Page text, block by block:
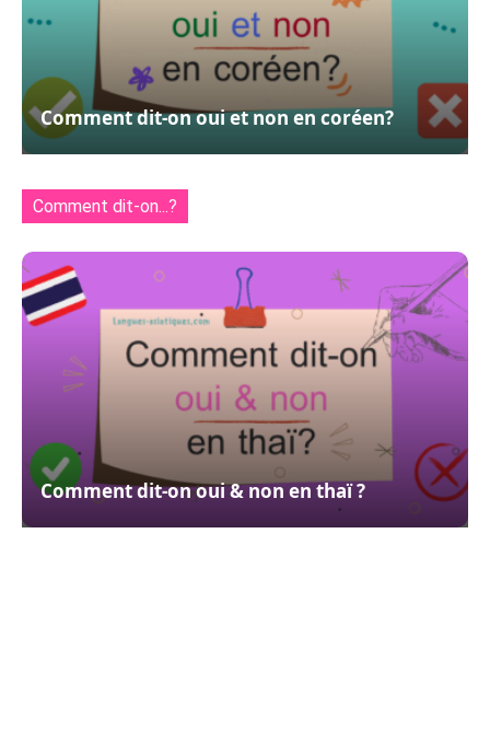
Comment dit-on oui et non en coréen?
Comment dit-on...?
Comment dit-on oui & non en thaï ?